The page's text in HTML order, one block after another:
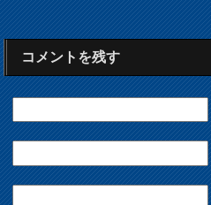
コメントを残す